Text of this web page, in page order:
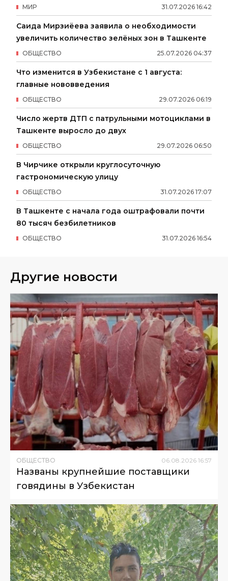
31.07.2026 16:42
МИР
Саида Мирзиёева заявила о необходимости
увеличить количество зелёных зон в Ташкенте
25.07.2026 04:37
ОБЩЕСТВО
Что изменится в Узбекистане с 1 августа:
главные нововведения
29.07.2026 06:19
ОБЩЕСТВО
Число жертв ДТП с патрульными мотоциклами в
Ташкенте выросло до двух
29.07.2026 06:50
ОБЩЕСТВО
В Чирчике открыли круглосуточную
гастрономическую улицу
31.07.2026 17:07
ОБЩЕСТВО
В Ташкенте с начала года оштрафовали почти
80 тысяч безбилетников
31.07.2026 16:54
ОБЩЕСТВО
Другие новости
ОБЩЕСТВО 06.08.2026 16:57
Названы крупнейшие поставщики
говядины в Узбекистан